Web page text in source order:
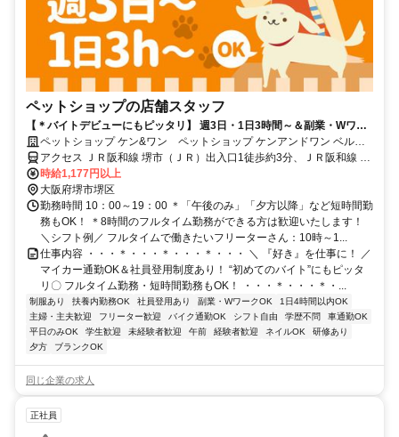
ペットショップの店舗スタッフ
【＊バイトデビューにもピッタリ】 週3日・1日3時間～＆副業・Wワー
クOK◆社割など充実の福利厚生！
ペットショップ ケン&ワン ペットショップ ケンアンドワン ベルマ
ージュ堺店
アクセス ＪＲ阪和線 堺市（ＪＲ）出入口1徒歩約3分、ＪＲ阪和線 浅
香徒歩約15分、南海高野線 堺東（南海高野線）北出口(北東口)徒歩約
18分 堺市駅より徒歩1分 ＊駅チカ
時給1,177円以上
大阪府堺市堺区
勤務時間 10：00～19：00 ＊「午後のみ」「夕方以降」など短時間勤
務もOK！ ＊8時間のフルタイム勤務ができる方は歓迎いたします！
＼シフト例／ フルタイムで働きたいフリーターさん：10時～1...
仕事内容 ・・・＊・・・＊・・・＊・・・ ＼ 『好き』を仕事に！ ／
マイカー通勤OK＆社員登用制度あり！ “初めてのバイト”にもピッタ
リ〇 フルタイム勤務・短時間勤務もOK！ ・・・＊・・・＊・...
制服あり 扶養内勤務OK 社員登用あり 副業・WワークOK
1日4時間以内OK
主婦・主夫歓迎
フリーター歓迎 バイク通勤OK シフト自由 学歴不問
車通勤OK
平日のみOK
学生歓迎 未経験者歓迎 午前 経験者歓迎 ネイルOK
研修あり
夕方
ブランクOK
同じ企業の求人
正社員